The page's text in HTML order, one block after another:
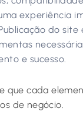
experiência
do site
e sucesso.
que cada
de negócio.